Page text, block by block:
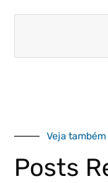
Veja também
Posts